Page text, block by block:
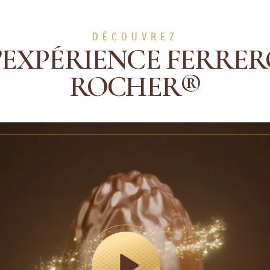
DÉCOUVREZ
ROCHER®